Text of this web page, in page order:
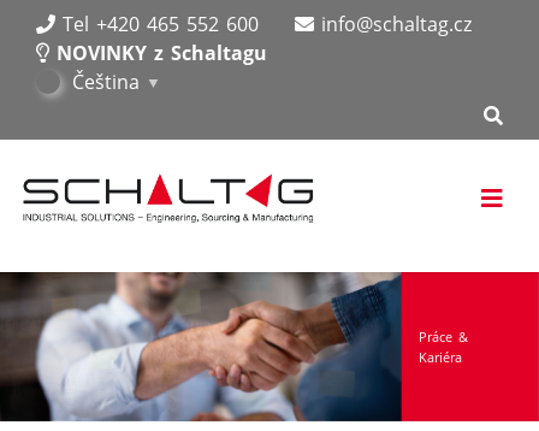
Tel +420 465 552 600
info@schaltag.cz
NOVINKY z Schaltagu
Čeština ▼
Práce &
Kariéra